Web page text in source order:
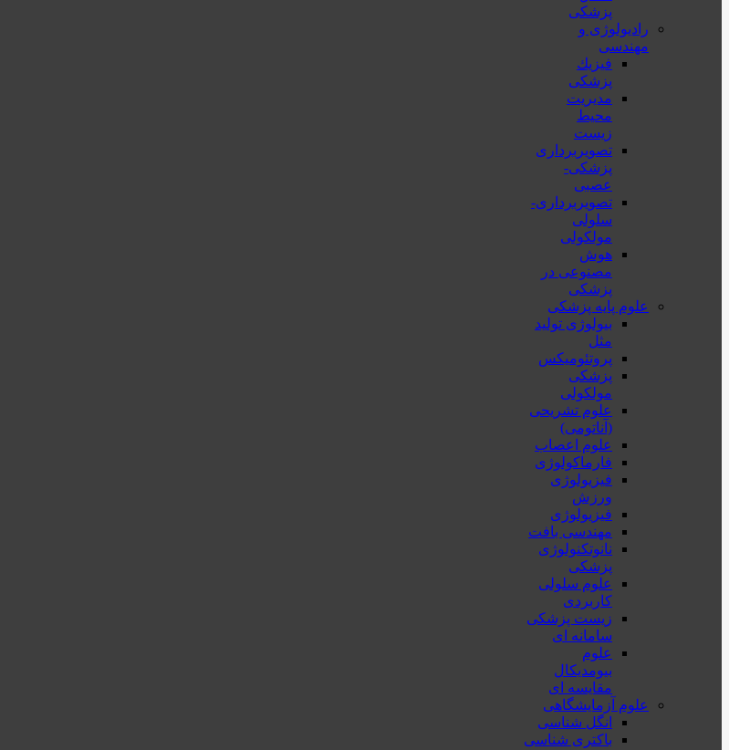
پزشکی
رادیولوژی و
مهندسی
فيزيك
پزشکی
مدیریت
محیط
زیست
تصویربرداری
پزشکی-
عصبی
تصویربرداری-
سلولی
مولکولی
هوش
مصنوعی در
پزشکی
علوم پایه پزشکی
بیولوژی تولید
مثل
پروتئومیکس
پزشکی
مولکولی
علوم تشریحی
(آناتومی)
علوم اعصاب
فارماکولوژی
فیزیولوژی
ورزش
فیزیولوژی
مهندسی بافت
نانوتکنولوژی
پزشکی
علوم سلولی
کاربردی
زیست پزشکی
سامانه ای
علوم
بیومدیکال
مقایسه ای
علوم آزمایشگاهی
انگل شناسی
باکتری شناسی